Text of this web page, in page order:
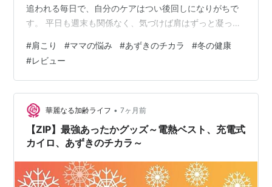
追われる毎日で、自分のケアはつい後回しになりがちで
す。 平日も週末も関係なく、気づけば肩はずっと凝った
カラ 首肩用でした。 朝のちょっとした時間や、夜寝る前
に使うだけで、じんわり温かく、体だけじゃなく気持ち
までゆるむ感じ✨今回は、私が実際に使って感じたこと
を、そのままお話しします💕 肩こりが本当にきつくて買
ったのはこれ 私が手に取ったのは 小林製薬 あずきのチ
カラ 首肩用。正直、最初は「ちょっ…
#肩こり #ママの悩み #あずきのチカラ #冬の健康
#レビュー
華麗なる加齢ライフ • 7ヶ月前
【ZIP】最強あったかグッズ～電熱ベスト、充電式
カイロ、あずきのチカラ～